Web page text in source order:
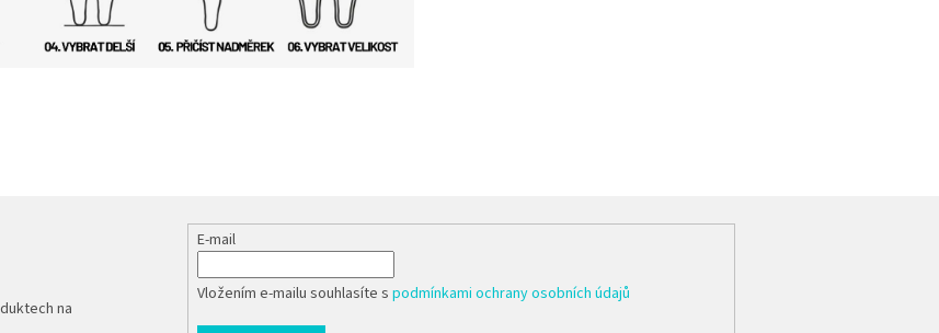
na
E-mail
Vložením e-mailu souhlasíte spodmínkami ochrany osobních údajů